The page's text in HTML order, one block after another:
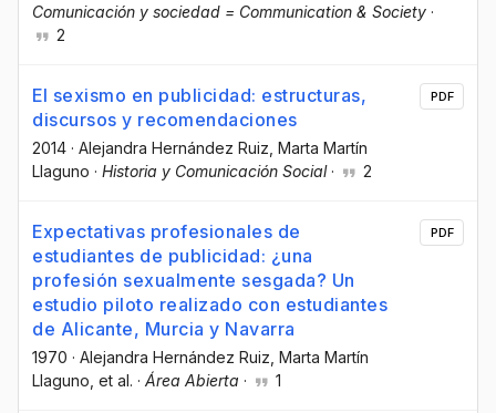
Comunicación y sociedad = Communication & Society ·
2
El sexismo en publicidad: estructuras,
discursos y recomendaciones
2014 · Alejandra Hernández Ruiz , Marta Martín
Llaguno · Historia y Comunicación Social· 2
PDF
Expectativas profesionales de
estudiantes de publicidad: ¿una
profesión sexualmente sesgada? Un
estudio piloto realizado con estudiantes
de Alicante, Murcia y Navarra
1970 · Alejandra Hernández Ruiz , Marta Martín
Llaguno , et al. · Área Abierta · 1
PDF